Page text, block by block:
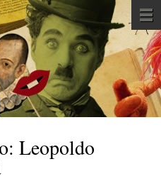
Pasar
al
contenido
principal
Leopoldo